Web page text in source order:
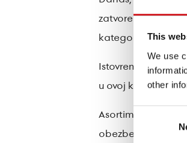
This
We use
other
Consent
zatvorenom
kategorije
Istovremeno, nudi
u ovoj kategoriji
Asortiman
obezbeđuju